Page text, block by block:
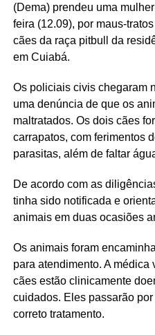
(Dema) prendeu uma
feira (12.09), por maus-
cães da raça pitbull da
em Cuiabá.
Os policiais civis chegaram
uma denúncia de que os
maltratados. Os dois cães
carrapatos, com ferimentos
parasitas, além de faltar
De acordo com as
tinha sido notificada e
animais em duas ocasiões
Os animais foram
para atendimento. A
cães estão clinicamente
cuidados. Eles passarão
correto tratamento.